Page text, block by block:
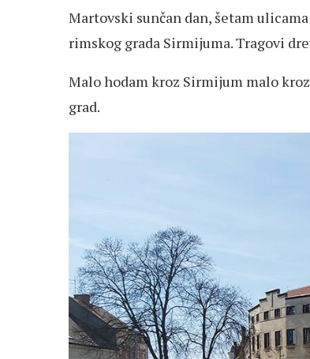
Martovski sunčan dan, šetam
rimskog grada Sirmijuma. Tragovi
Malo hodam kroz Sirmijum malo
grad.